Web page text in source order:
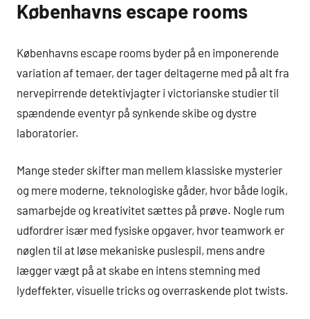
Københavns escape rooms
Københavns escape rooms byder på en imponerende
variation af temaer, der tager deltagerne med på alt fra
nervepirrende detektivjagter i victorianske studier til
spændende eventyr på synkende skibe og dystre
laboratorier.
Mange steder skifter man mellem klassiske mysterier
og mere moderne, teknologiske gåder, hvor både logik,
samarbejde og kreativitet sættes på prøve. Nogle rum
udfordrer især med fysiske opgaver, hvor teamwork er
nøglen til at løse mekaniske puslespil, mens andre
lægger vægt på at skabe en intens stemning med
lydeffekter, visuelle tricks og overraskende plot twists.